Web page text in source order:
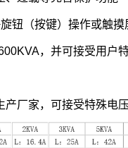
钮（按键）操作或触摸
，并可接受用户特
厂家，可接受特殊电